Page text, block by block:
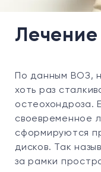
Лечение
По данным ВОЗ,
хоть раз
остеохондроза.
своевременное
сформируются
дисков. Так
за рамки